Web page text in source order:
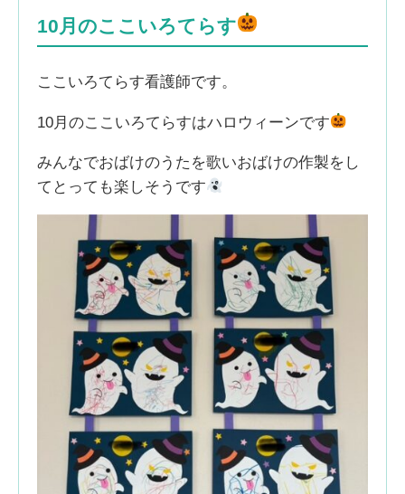
10月のここいろてらす
ここいろてらす看護師です。
10月のここいろてらすはハロウィーンです
みんなでおばけのうたを歌いおばけの作製をし
てとっても楽しそうです